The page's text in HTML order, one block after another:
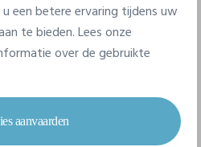
een betere ervaring tijdens uw
te bieden. Lees onze
over de gebruikte
aanvaarden